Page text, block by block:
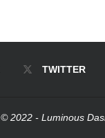
TWITTER
© 2022 - Luminous